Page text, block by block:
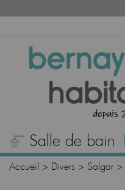
Salle de bain
Accueil > Divers > Salgar >